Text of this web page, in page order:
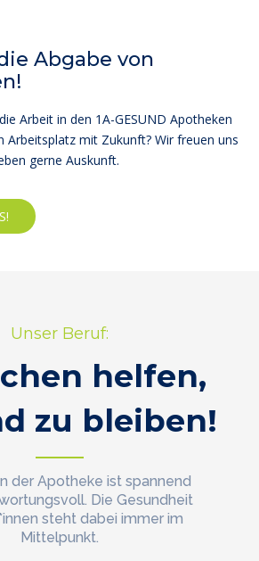
Abgabe von
Arbeit in den 1A-GESUND Apotheken
Arbeitsplatz mit Zukunft? Wir freuen uns
gerne Auskunft.
Unser Beruf:
helfen,
zu bleiben!
der Apotheke ist spannend
Die Gesundheit
steht dabei immer im
Mittelpunkt.